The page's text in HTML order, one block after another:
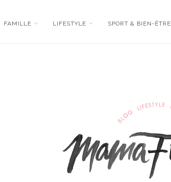
FAMILLE LIFESTYLE SPORT & BIEN-ÊTRE